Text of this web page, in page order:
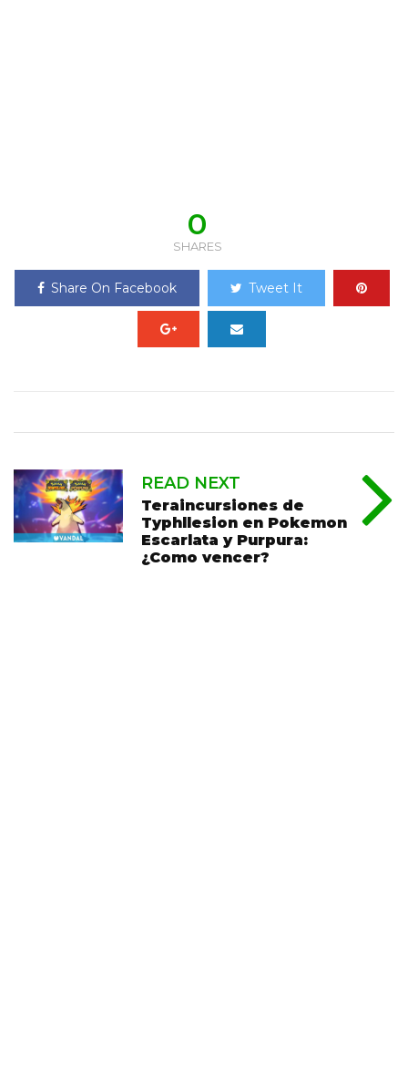
0
SHARES
Share On Facebook Tweet It
READ NEXT
Teraincursiones de
Typhllesion en Pokemon
Escarlata y Purpura:
¿Como vencer?